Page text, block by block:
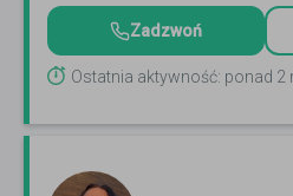
Zadzwoń
Ostatnia aktywność: ponad 2